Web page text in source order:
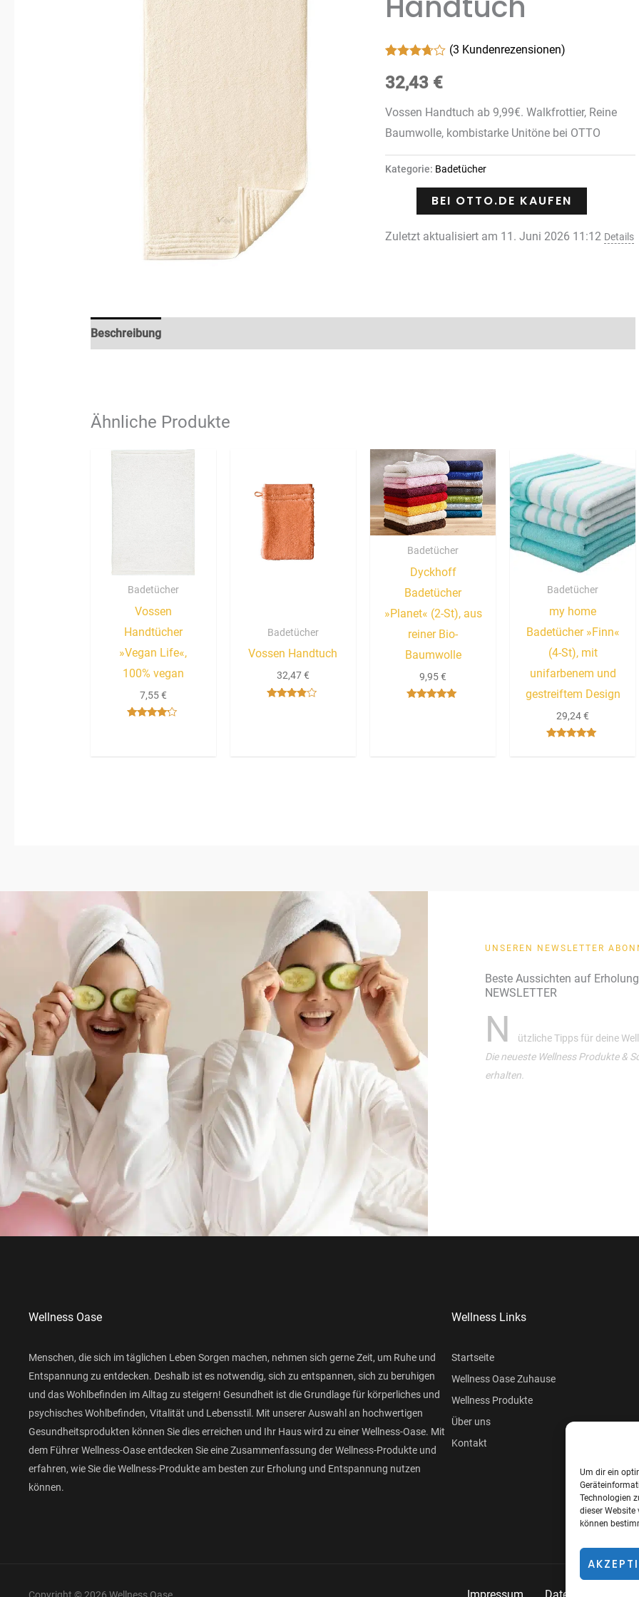
Um dir ein
Technologien
dieser
können
mit3.67
von 5,
auf
(3 Kundenrezensionen)
32,43 €
Vossen Handtuch ab 9,99€. Walkfrottier, Reine
Baumwolle, kombistarke Unitöne bei OTTO
Kategorie: Badetücher
BEI OTTO.DE KAUFEN
Zuletzt aktualisiert am 11. Juni 2026 11:12 Details
Beschreibung
Ähnliche Produkte
Badetücher
Vossen
Handtücher
»Vegan Life«,
100% vegan
7,55€
Badetücher
Vossen Handtuch
32,47€
Badetücher
Dyckhoff
Badetücher
»Planet« (2-St), aus
reiner Bio-
Baumwolle
9,95€
Badetücher
my home
Badetücher »Finn«
(4-St), mit
unifarbenem und
gestreiftem Design
29,24€
UNSEREN NEWSLETTER
Beste Aussichten auf
NEWSLETTER
N
ützliche Tipps für deine
Die neueste Wellness Produkte &
erhalten.
Wellness Oase
Menschen, die sich im täglichen Leben Sorgen machen, nehmen sich gerne Zeit, um Ruhe und
Entspannung zu entdecken. Deshalb ist es notwendig, sich zu entspannen, sich zu beruhigen
und das Wohlbefinden im Alltag zu steigern! Gesundheit ist die Grundlage für körperliches und
psychisches Wohlbefinden, Vitalität und Lebensstil. Mit unserer Auswahl an hochwertigen
Gesundheitsprodukten können Sie dies erreichen und Ihr Haus wird zu einer Wellness-Oase. Mit
dem Führer Wellness-Oase entdecken Sie eine Zusammenfassung der Wellness-Produkte und
erfahren, wie Sie die Wellness-Produkte am besten zur Erholung und Entspannung nutzen
können.
Wellness Links
Startseite
Wellness Oase Zuhause
Wellness Produkte
Über uns
Kontakt